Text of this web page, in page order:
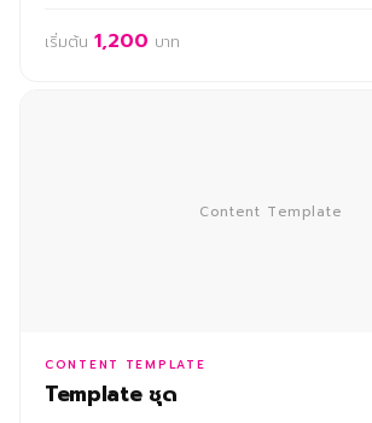
เริ่มต้น 1,200 บาท
Content Template
CONTENT TEMPLATE
Template ชุด